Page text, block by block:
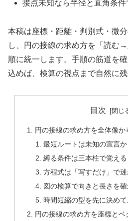
接点未知なら半径と直角条件
本稿は座標・距離・判別式・微
し、円の接線の求め方を「読
順に統一します。手順の筋道を
込めば、検算の視点まで自然に残
目次
円の接線の求め方を全体像か
最短ルートは未知の宣言
縛る条件は三本柱で覚える
方程式は「写すだけ」で
図の検算で向きと長さを確
時間短縮の型を先に決めて
円の接線の求め方を座標とベ